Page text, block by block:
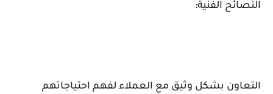
النصائح الفنية:
التعاون بشكل وثيق مع العملاء لفهم احتياجاتهم